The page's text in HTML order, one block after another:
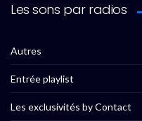
Les sons par radios
Autres
Entrée playlist
Les exclusivités by Contact